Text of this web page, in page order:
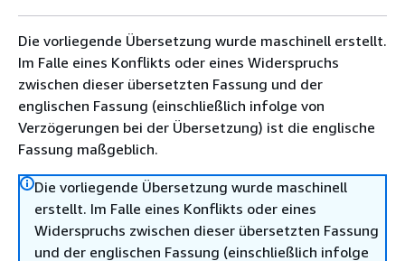
Die vorliegende Übersetzung wurde maschinell erstellt.
Im Falle eines Konflikts oder eines Widerspruchs
zwischen dieser übersetzten Fassung und der
englischen Fassung (einschließlich infolge von
Verzögerungen bei der Übersetzung) ist die englische
Fassung maßgeblich.
Die vorliegende Übersetzung wurde maschinell
erstellt. Im Falle eines Konflikts oder eines
Widerspruchs zwischen dieser übersetzten Fassung
und der englischen Fassung (einschließlich infolge